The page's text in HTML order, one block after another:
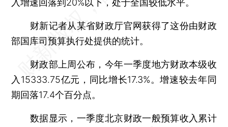
入增速回落到20%以下，处于全国较低水平。
财新记者从某省财政厅官网获得了这份由财政
部国库司预算执行处提供的统计。
财政部上周公布，今年一季度地方财政本级收
入15333.75亿元，同比增长17.3%。增速较去年同
期回落17.4个百分点。
数据显示，一季度北京财政一般预算收入累计